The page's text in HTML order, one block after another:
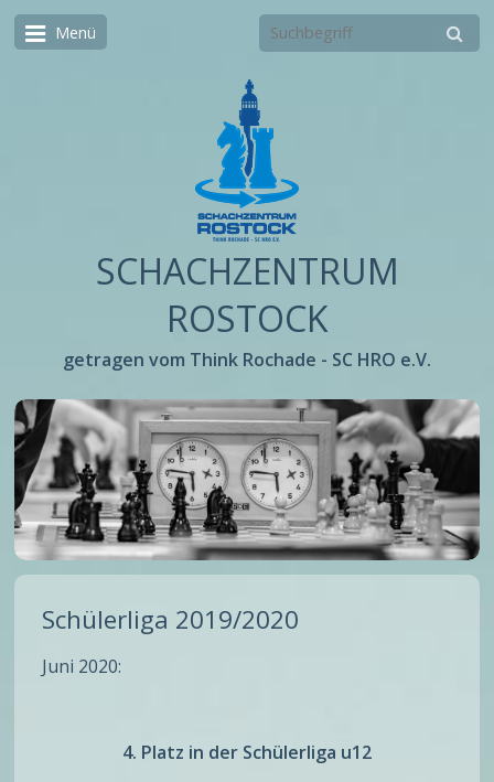
Menü
SCHACHZENTRUM
ROSTOCK
getragen vom Think Rochade - SC HRO e.V.
Schülerliga 2019/2020
Juni 2020:
4. Platz in der Schülerliga u12